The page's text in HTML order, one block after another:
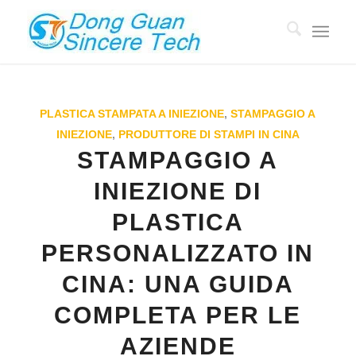
PLASTICA STAMPATA A INIEZIONE,STAMPAGGIO A
INIEZIONE, PRODUTTORE DI STAMPI IN CINA
STAMPAGGIO A
INIEZIONE DI
PLASTICA
PERSONALIZZATO IN
CINA: UNA GUIDA
COMPLETA PER LE
AZIENDE